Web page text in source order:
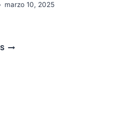
marzo 10, 2025